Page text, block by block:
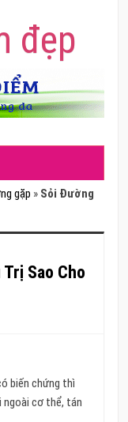
đẹp
gặp » Sỏi Đường
Sao Cho
biến chứng thì
ngoài cơ thể, tán